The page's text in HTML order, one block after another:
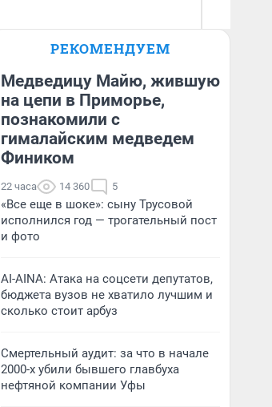
Надежда Губарь
РЕКОМЕНДУЕМ
Медведицу Майю, жившую
на цепи в Приморье,
познакомили с
гималайским медведем
Фиником
22 часа 14 360 5
«Все еще в шоке»: сыну Трусовой
исполнился год — трогательный пост
и фото
AI-AINA: Атака на соцсети депутатов,
бюджета вузов не хватило лучшим и
сколько стоит арбуз
Смертельный аудит: за что в начале
2000-х убили бывшего главбуха
нефтяной компании Уфы